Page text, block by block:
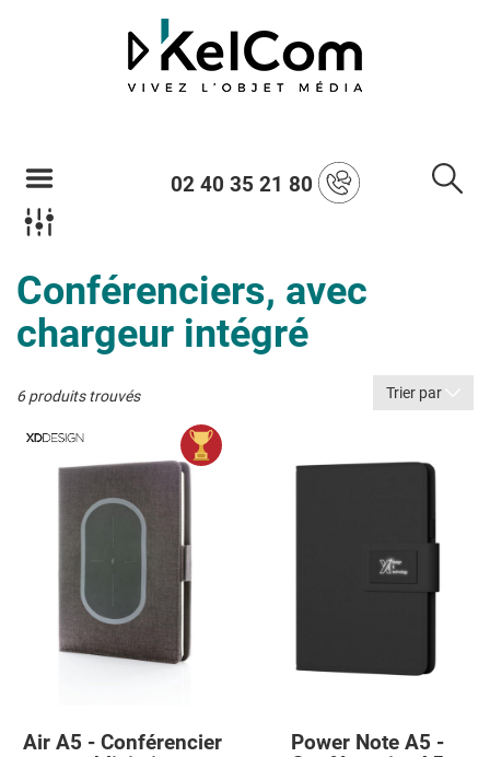
02 40 35 21 80
Conférenciers, avec
chargeur intégré
6 produits trouvés Trier par
Air A5 - Conférencier
Power Note A5 -